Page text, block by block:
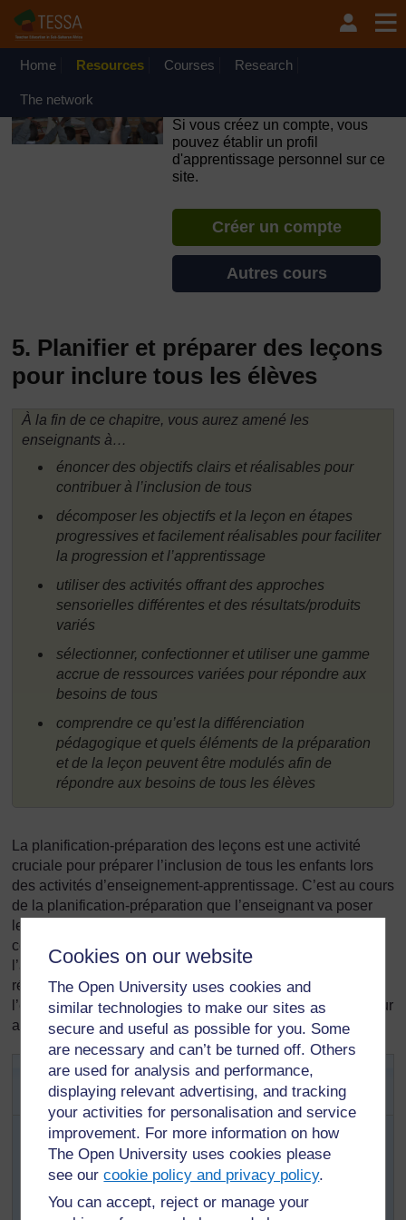
Cookies on our website
The Open University uses cookies and
similar technologies to make our sites as
secure and useful as possible for you. Some
are necessary and can’t be turned off. Others
are used for analysis and performance,
displaying relevant advertising, and tracking
your activities for personalisation and service
improvement. For more information on how
The Open University uses cookies please
see ourcookie policy and privacy policy.
You can accept, reject or manage your
Passer au contenu principal
OpenLearn Create will be unavailable on Wednesday 12
August 2026 from 8am to 10.30am (GMT) due to routine
Home Resources Courses Research
The network
Si vous créez un compte, vous
pouvez établir un profil
d'apprentissage personnel sur ce
site.
Créer un compte
Autres cours
5. Planifier et préparer des leçons
pour inclure tous les élèves
À la fin de ce chapitre, vous aurez amené les
enseignants à…
énoncer des objectifs clairs et réalisables pour
contribuer à l’inclusion de tous
décomposer les objectifs et la leçon en étapes
progressives et facilement réalisables pour faciliter
la progression et l’apprentissage
utiliser des activités offrant des approches
sensorielles différentes et des résultats/produits
variés
sélectionner, confectionner et utiliser une gamme
accrue de ressources variées pour répondre aux
besoins de tous
comprendre ce qu’est la différenciation
pédagogique et quels éléments de la préparation
et de la leçon peuvent être modulés afin de
répondre aux besoins de tous les élèves
La planification-préparation des leçons est une activité
cruciale pour préparer l’inclusion de tous les enfants lors
des activités d’enseignement-apprentissage. C’est au cours
de la planification-préparation que l’enseignant va poser
les bases de la leçon qui permettront à tous d’accéder aux
compétences, savoirs et savoir-faire, de participer à
l’apprentissage et à la vie de la classe, et de progresser et
réussir au mieux. C’est au cours de la préparation que
l’enseignant va réfléchir aux moyens à mettre en place pour
apporter un soutien à tous.
Activité 20 : Un formulaire pour la
préparation de leçon
Cette activité permettra aux enseignants de
commencer à développer un outil qui leur apportera
un soutien dans la préparation de cours plus
Téléchargezla Ressource clé TESSA : Planifiez